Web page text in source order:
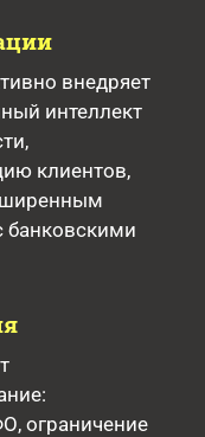
внедряет
интеллект
клиентов,
банковскими
ограничение